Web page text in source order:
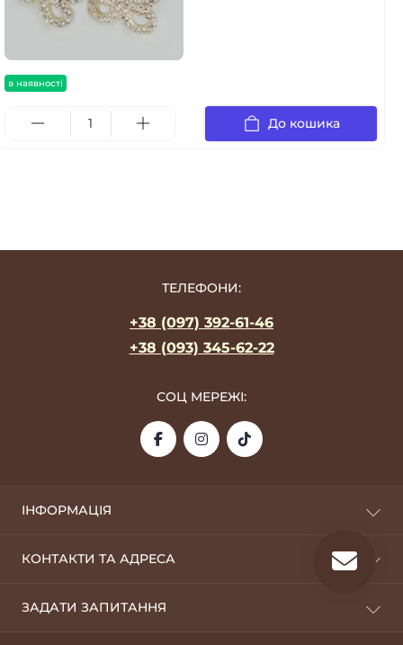
в наявності
До кошика
ТЕЛЕФОНИ:
+38 (097) 392-61-46
+38 (093) 345-62-22
СОЦ МЕРЕЖІ:
ІНФОРМАЦІЯ
Оплата та доставка
Оптовикам
КОНТАКТИ ТА АДРЕСА
ЗАДАТИ ЗАПИТАННЯ